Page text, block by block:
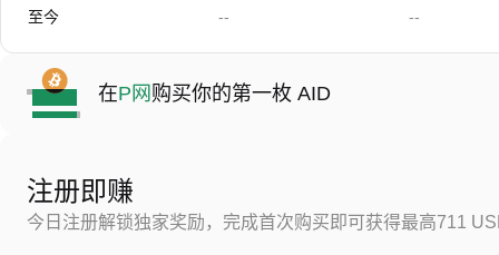
至今 -- --
在P网 购买你的第一枚 AID
注册即赚
今日注册解锁独家奖励，完成首次购买即可获得最高711